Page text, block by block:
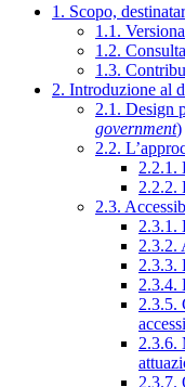
1. Scopo,
1.1.
1.2.
1.3.
2. Introduzione al
2.1. Design
government)
2.2.
2.2.1.
2.2.2.
2.3.
2.3.1.
2.3.2.
2.3.3.
2.3.4.
2.3.5.
2.3.6.
2.3.7.